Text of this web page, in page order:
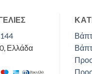
Ελλάδα